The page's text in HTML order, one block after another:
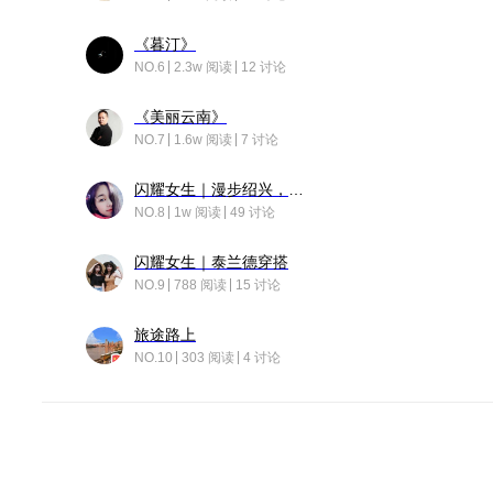
《暮汀》
NO.6 2.3w 阅读 12 讨论
《美丽云南》
NO.7 1.6w 阅读 7 讨论
NO.8 1w 阅读 49 讨论
闪耀女生｜泰兰德穿搭
NO.9 788 阅读 15 讨论
旅途路上
NO.10 303 阅读 4 讨论